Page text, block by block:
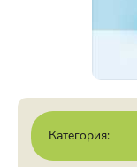
Категория: